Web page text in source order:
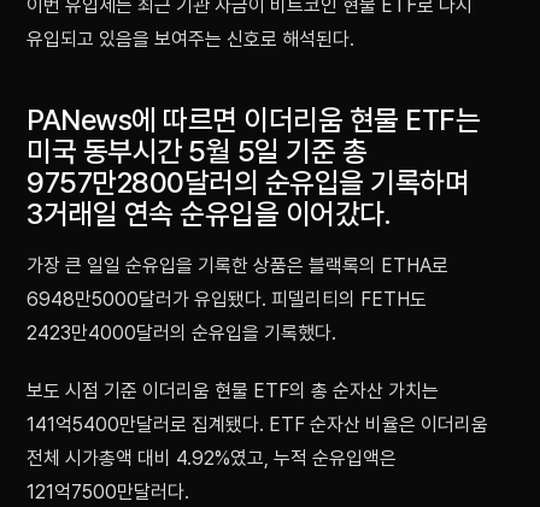
이번 유입세는 최근 기관 자금이 비트코인 현물 ETF로 다시
유입되고 있음을 보여주는 신호로 해석된다.
PANews에 따르면 이더리움 현물 ETF는
미국 동부시간 5월 5일 기준 총
9757만2800달러의 순유입을 기록하며
3거래일 연속 순유입을 이어갔다.
가장 큰 일일 순유입을 기록한 상품은 블랙록의 ETHA로
6948만5000달러가 유입됐다. 피델리티의 FETH도
2423만4000달러의 순유입을 기록했다.
보도 시점 기준 이더리움 현물 ETF의 총 순자산 가치는
141억5400만달러로 집계됐다. ETF 순자산 비율은 이더리움
전체 시가총액 대비 4.92%였고, 누적 순유입액은
121억7500만달러다.